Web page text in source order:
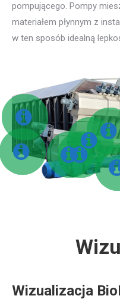
pompującego. Pompy
materiałem płynnym z
w ten sposób idealną
Wizualizacja